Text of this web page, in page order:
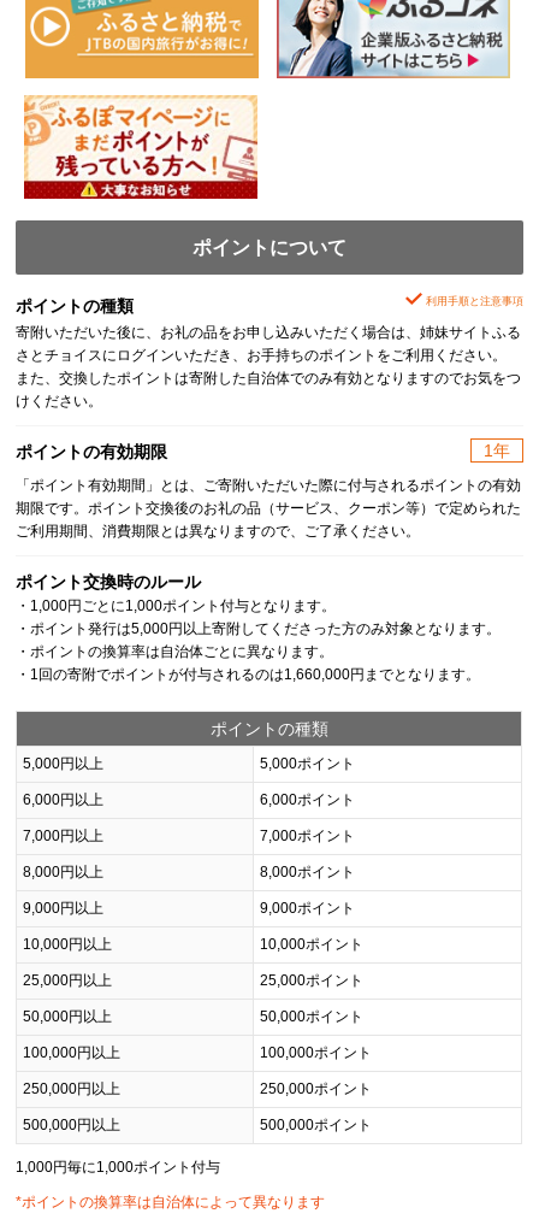
ポイントについて
ポイントの種類 利用手順と注意事項
寄附いただいた後に、お礼の品をお申し込みいただく場合は、姉妹サイトふる
さとチョイスにログインいただき、お手持ちのポイントをご利用ください。
また、交換したポイントは寄附した自治体でのみ有効となりますのでお気をつ
けください。
ポイントの有効期限 1年
「ポイント有効期間」とは、ご寄附いただいた際に付与されるポイントの有効
期限です。ポイント交換後のお礼の品（サービス、クーポン等）で定められた
ご利用期間、消費期限とは異なりますので、ご了承ください。
ポイント交換時のルール
・1,000円ごとに1,000ポイント付与となります。
・ポイント発行は5,000円以上寄附してくださった方のみ対象となります。
・ポイントの換算率は自治体ごとに異なります。
・1回の寄附でポイントが付与されるのは1,660,000円までとなります。
ポイントの種類
5,000円以上 5,000ポイント
6,000円以上 6,000ポイント
7,000円以上 7,000ポイント
8,000円以上 8,000ポイント
9,000円以上 9,000ポイント
10,000円以上 10,000ポイント
25,000円以上 25,000ポイント
50,000円以上 50,000ポイント
100,000円以上 100,000ポイント
250,000円以上 250,000ポイント
500,000円以上 500,000ポイント
1,000円毎に1,000ポイント付与
*ポイントの換算率は自治体によって異なります